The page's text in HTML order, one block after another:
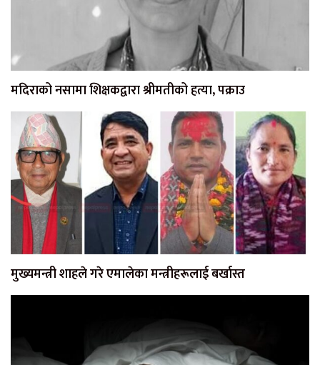
मदिराको नसामा शिक्षकद्वारा श्रीमतीको हत्या, पक्राउ
मुख्यमन्त्री शाहले गरे एमालेका मन्त्रीहरूलाई बर्खास्त